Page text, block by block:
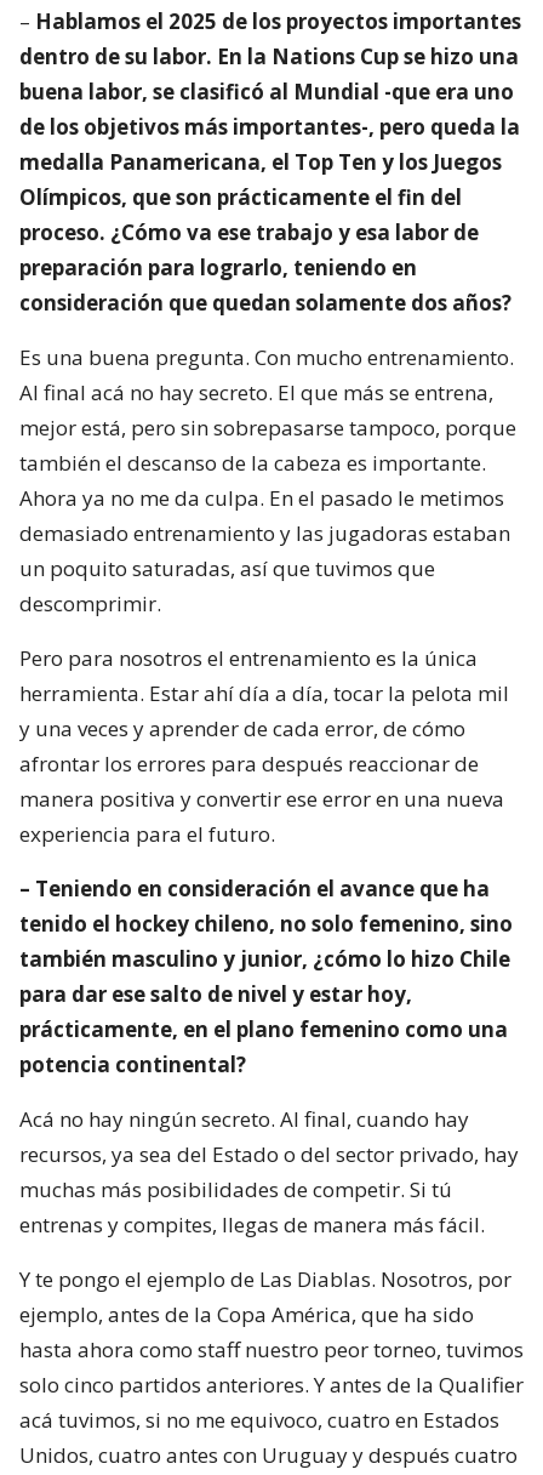
– Hablamos el 2025 de los proyectos importantes
dentro de su labor. En la Nations Cup se hizo una
buena labor, se clasificó al Mundial -que era uno
de los objetivos más importantes-, pero queda la
medalla Panamericana, el Top Ten y los Juegos
Olímpicos, que son prácticamente el fin del
proceso. ¿Cómo va ese trabajo y esa labor de
preparación para lograrlo, teniendo en
consideración que quedan solamente dos años?
Es una buena pregunta. Con mucho entrenamiento.
Al final acá no hay secreto. El que más se entrena,
mejor está, pero sin sobrepasarse tampoco, porque
también el descanso de la cabeza es importante.
Ahora ya no me da culpa. En el pasado le metimos
demasiado entrenamiento y las jugadoras estaban
un poquito saturadas, así que tuvimos que
descomprimir.
Pero para nosotros el entrenamiento es la única
herramienta. Estar ahí día a día, tocar la pelota mil
y una veces y aprender de cada error, de cómo
afrontar los errores para después reaccionar de
manera positiva y convertir ese error en una nueva
experiencia para el futuro.
– Teniendo en consideración el avance que ha
tenido el hockey chileno, no solo femenino, sino
también masculino y junior, ¿cómo lo hizo Chile
para dar ese salto de nivel y estar hoy,
prácticamente, en el plano femenino como una
potencia continental?
Acá no hay ningún secreto. Al final, cuando hay
recursos, ya sea del Estado o del sector privado, hay
muchas más posibilidades de competir. Si tú
entrenas y compites, llegas de manera más fácil.
Y te pongo el ejemplo de Las Diablas. Nosotros, por
ejemplo, antes de la Copa América, que ha sido
hasta ahora como staff nuestro peor torneo, tuvimos
solo cinco partidos anteriores. Y antes de la Qualifier
acá tuvimos, si no me equivoco, cuatro en Estados
Unidos, cuatro antes con Uruguay y después cuatro